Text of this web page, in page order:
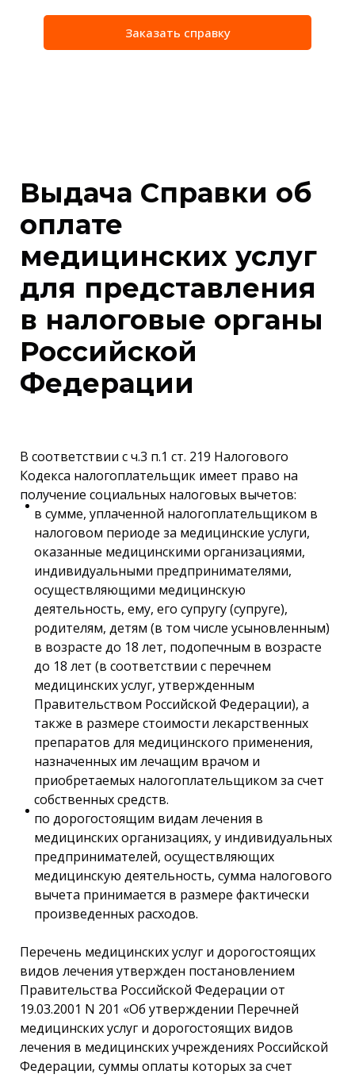
Заказать справку
Выдача Справки об
оплате
медицинских услуг
для представления
в налоговые органы
Российской
Федерации
В соответствии с ч.3 п.1 ст. 219 Налогового
Кодекса налогоплательщик имеет право на
получение социальных налоговых вычетов:
в сумме, уплаченной налогоплательщиком в
налоговом периоде за медицинские услуги,
оказанные медицинскими организациями,
индивидуальными предпринимателями,
осуществляющими медицинскую
деятельность, ему, его супругу (супруге),
родителям, детям (в том числе усыновленным)
в возрасте до 18 лет, подопечным в возрасте
до 18 лет (в соответствии с перечнем
медицинских услуг, утвержденным
Правительством Российской Федерации), а
также в размере стоимости лекарственных
препаратов для медицинского применения,
назначенных им лечащим врачом и
приобретаемых налогоплательщиком за счет
собственных средств.
по дорогостоящим видам лечения в
медицинских организациях, у индивидуальных
предпринимателей, осуществляющих
медицинскую деятельность, сумма налогового
вычета принимается в размере фактически
произведенных расходов.
Перечень медицинских услуг и дорогостоящих
видов лечения утвержден постановлением
Правительства Российской Федерации от
19.03.2001 N 201 «Об утверждении Перечней
медицинских услуг и дорогостоящих видов
лечения в медицинских учреждениях Российской
Федерации, суммы оплаты которых за счет